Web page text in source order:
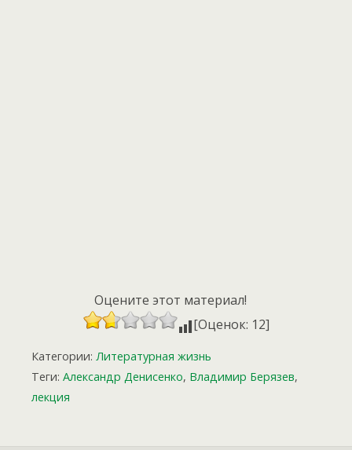
Оцените этот материал!
[Оценок: 12]
Категории: Литературная жизнь
Теги: Александр Денисенко, Владимир Берязев,
лекция